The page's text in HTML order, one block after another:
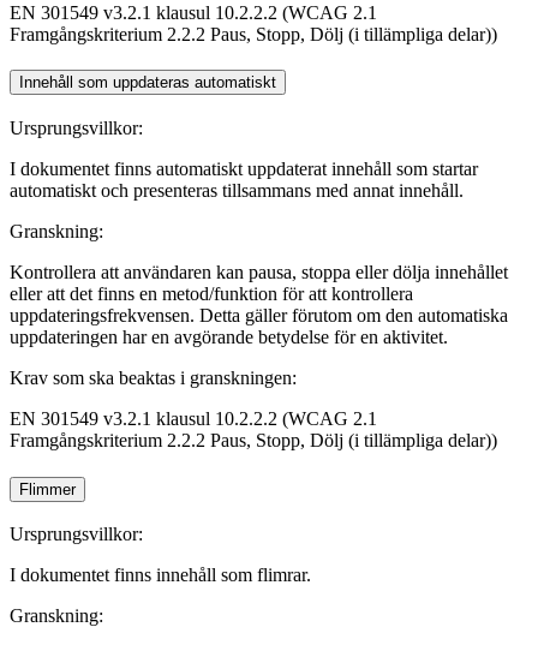
EN 301549 v3.2.1 klausul 10.2.2.2 (WCAG 2.1
Framgångskriterium 2.2.2 Paus, Stopp, Dölj (i tillämpliga delar))
Innehåll som uppdateras automatiskt
Ursprungsvillkor:
I dokumentet finns automatiskt uppdaterat innehåll som startar
automatiskt och presenteras tillsammans med annat innehåll.
Granskning:
Kontrollera att användaren kan pausa, stoppa eller dölja innehållet
eller att det finns en metod/funktion för att kontrollera
uppdateringsfrekvensen. Detta gäller förutom om den automatiska
uppdateringen har en avgörande betydelse för en aktivitet.
Krav som ska beaktas i granskningen:
EN 301549 v3.2.1 klausul 10.2.2.2 (WCAG 2.1
Framgångskriterium 2.2.2 Paus, Stopp, Dölj (i tillämpliga delar))
Flimmer
Ursprungsvillkor:
I dokumentet finns innehåll som flimrar.
Granskning: